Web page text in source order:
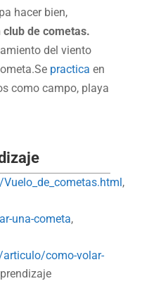
hacer bien,
club de cometas.
del viento
practica en
como campo, playa
,
una-cometa,
como-volar-